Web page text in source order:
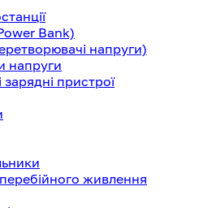
Bank)
напруги)
напруги
зарядні пристрої
живлення